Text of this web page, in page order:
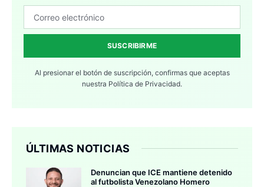
SUSCRIBIRME
Al presionar el botón de suscripción, confirmas que aceptas
nuestra Política de Privacidad.
ÚLTIMAS NOTICIAS
Denuncian que ICE mantiene detenido
al futbolista Venezolano Homero